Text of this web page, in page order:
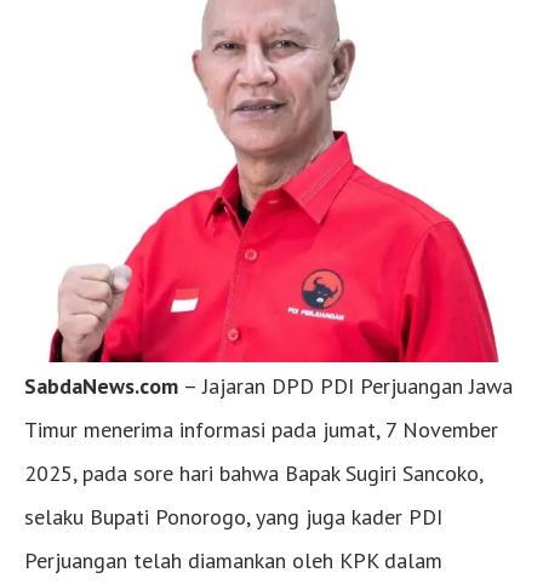
SabdaNews.com – Jajaran DPD PDI Perjuangan Jawa
Timur menerima informasi pada jumat, 7 November
2025, pada sore hari bahwa Bapak Sugiri Sancoko,
selaku Bupati Ponorogo, yang juga kader PDI
Perjuangan telah diamankan oleh KPK dalam